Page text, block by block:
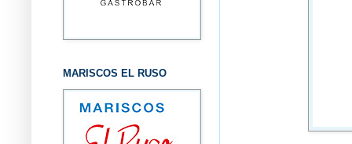
MARISCOS EL RUSO